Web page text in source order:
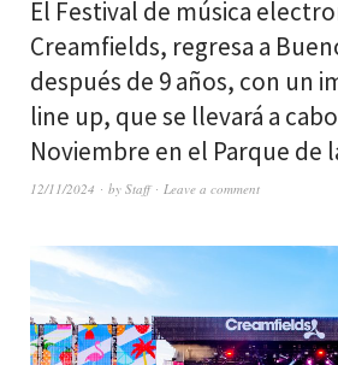
El Festival de música
Creamfields, regresa a
después de 9 años, con un
line up, que se llevará a
Noviembre en el Parque de
12/11/2024 by Staff Leave a comment